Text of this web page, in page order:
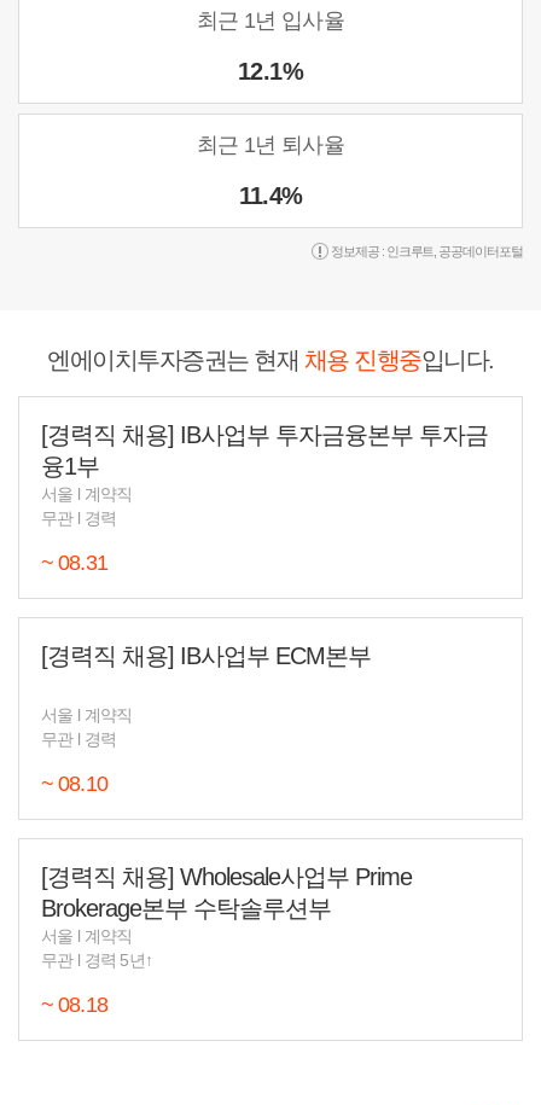
최근 1년 입사율
12.1%
최근 1년 퇴사율
11.4%
정보제공 : 인크루트 공공데이터포털
엔에이치투자증권는 현재 채용 진행중입니다.
[경력직 채용] IB사업부 투자금융본부 투자금
융1부
서울 l 계약직
무관 l 경력
~ 08.31
[경력직 채용] IB사업부 ECM본부
서울 l 계약직
무관 l 경력
~ 08.10
[경력직 채용] Wholesale사업부 Prime
Brokerage본부 수탁솔루션부
서울 l 계약직
무관 l 경력 5년↑
~ 08.18